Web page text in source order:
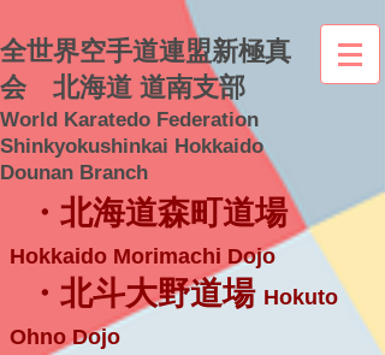
全世界空手道連盟新極真
会 北海道 道南支部
World Karatedo Federation
Shinkyokushinkai Hokkaido
Dounan Branch
・北海道森町道場
Hokkaido Morimachi Dojo
・北斗大野道場 Hokuto
Ohno Dojo